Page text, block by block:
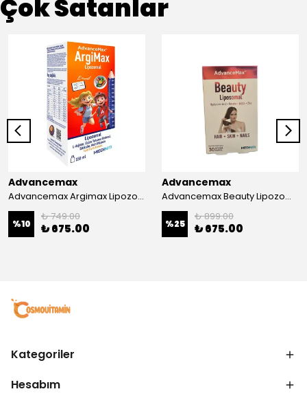
Çok Satanlar
Advancemax
Advancemax Argimax Lipozomal Sıvı 150 ml 8684375607587
%10
₺ 749.00
₺ 675.00
Advancemax
Advancemax Beauty Lipozomal Hyalüronik Asit Keratin Biotin Zn 30 Kapsül 8684375607556
%25
₺ 899.00
₺ 675.00
Kategoriler
Hesabım